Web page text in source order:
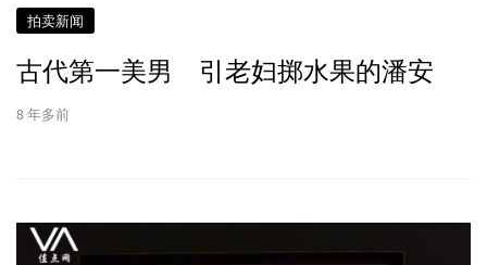
拍卖新闻
古代第一美男 引老妇掷水果的潘安
8 年多前